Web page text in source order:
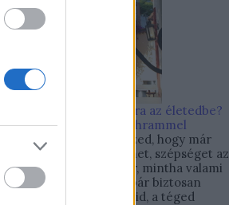
Hogyan szeress bele újra az életedbe?
Pszichológus Online Schrammel
Néha talán úgy érzed, hogy már
nem találsz annyi örömet, szépséget az
életedben, mint egykor, mintha valami
megváltozott volna. S bár biztosan
változtak a körülményeid, a téged